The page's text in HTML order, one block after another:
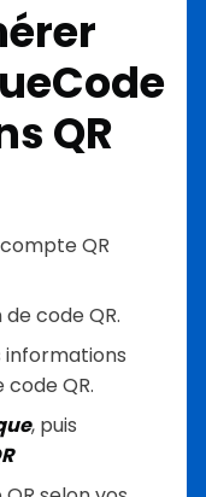
Code
QR
QR
code QR.
informations
QR.
, puis